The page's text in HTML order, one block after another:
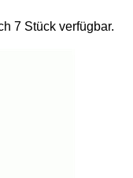
7 Stück verfügbar.